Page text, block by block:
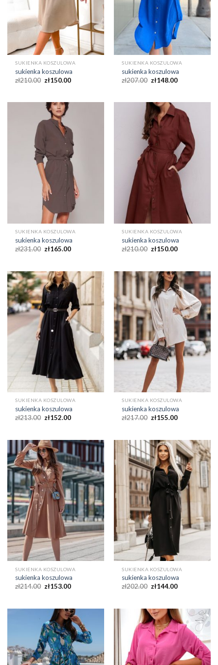
SUKIENKA KOSZULOWA
sukienka koszulowa
zł210.00 zł150.00
SUKIENKA KOSZULOWA
sukienka koszulowa
zł207.00 zł148.00
SUKIENKA KOSZULOWA
sukienka koszulowa
zł231.00 zł165.00
SUKIENKA KOSZULOWA
sukienka koszulowa
zł210.00 zł150.00
SUKIENKA KOSZULOWA
sukienka koszulowa
zł213.00 zł152.00
SUKIENKA KOSZULOWA
sukienka koszulowa
zł217.00 zł155.00
SUKIENKA KOSZULOWA
sukienka koszulowa
zł214.00 zł153.00
SUKIENKA KOSZULOWA
sukienka koszulowa
zł202.00 zł144.00